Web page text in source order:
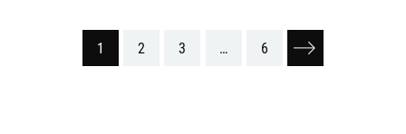
1 2 3 … 6 Suivant